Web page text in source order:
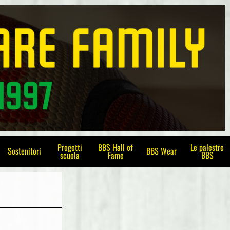
Sostenitori Progetti
scuola
BBS Hall of
Fame BBS Wear Le palestre
BBS